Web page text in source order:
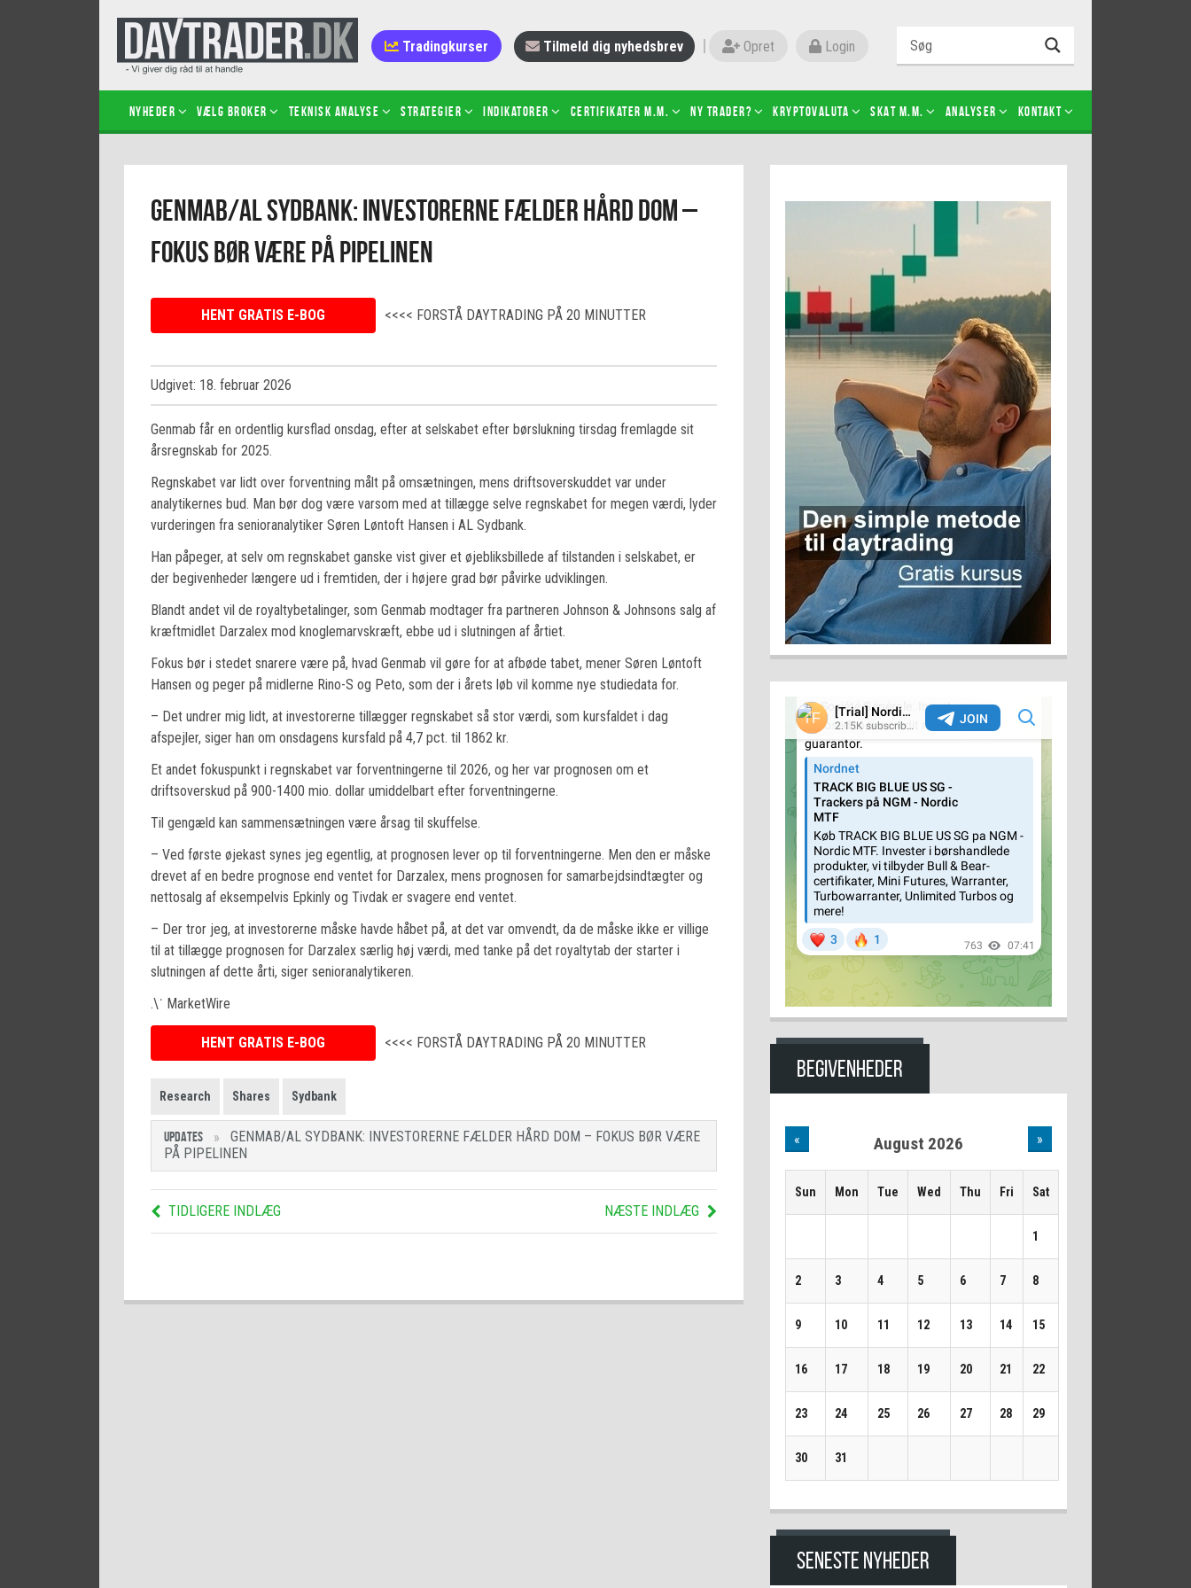
Tradingkurser Tilmeld dig nyhedsbrev Opret Login
Nyheder Vælg broker Teknisk analyse Strategier Indikatorer Certifikater m.m. Ny trader?
Kopiér de bedste tradere og
investorer
Sådan bruges stop-loss
handel?
Sådan fungerer BULL & BEAR-
certifikater
Det betyder de nye ESMA-regler
Futures-kontrakter
Kopier Jeppe Kirk Bonde
Kryptovaluta SKAT m.m. Analyser Kontakt
Genmab/AL Sydbank: Investorerne fælder hård dom –
fokus bør være på pipelinen
HENT GRATIS E-BOG <<<< FORSTÅ DAYTRADING PÅ 20 MINUTTER
Udgivet: 18. februar 2026
Genmab får en ordentlig kursflad onsdag, efter at selskabet efter børslukning tirsdag fremlagde sit
årsregnskab for 2025.
Regnskabet var lidt over forventning målt på omsætningen, mens driftsoverskuddet var under
analytikernes bud. Man bør dog være varsom med at tillægge selve regnskabet for megen værdi, lyder
vurderingen fra senioranalytiker Søren Løntoft Hansen i AL Sydbank.
Han påpeger, at selv om regnskabet ganske vist giver et øjebliksbillede af tilstanden i selskabet, er
der begivenheder længere ud i fremtiden, der i højere grad bør påvirke udviklingen.
Blandt andet vil de royaltybetalinger, som Genmab modtager fra partneren Johnson & Johnsons salg af
kræftmidlet Darzalex mod knoglemarvskræft, ebbe ud i slutningen af årtiet.
Fokus bør i stedet snarere være på, hvad Genmab vil gøre for at afbøde tabet, mener Søren Løntoft
Hansen og peger på midlerne Rino-S og Peto, som der i årets løb vil komme nye studiedata for.
– Det undrer mig lidt, at investorerne tillægger regnskabet så stor værdi, som kursfaldet i dag
afspejler, siger han om onsdagens kursfald på 4,7 pct. til 1862 kr.
Et andet fokuspunkt i regnskabet var forventningerne til 2026, og her var prognosen om et
driftsoverskud på 900-1400 mio. dollar umiddelbart efter forventningerne.
Til gengæld kan sammensætningen være årsag til skuffelse.
– Ved første øjekast synes jeg egentlig, at prognosen lever op til forventningerne. Men den er måske
drevet af en bedre prognose end ventet for Darzalex, mens prognosen for samarbejdsindtægter og
nettosalg af eksempelvis Epkinly og Tivdak er svagere end ventet.
– Der tror jeg, at investorerne måske havde håbet på, at det var omvendt, da de måske ikke er villige
til at tillægge prognosen for Darzalex særlig høj værdi, med tanke på det royaltytab der starter i
slutningen af dette årti, siger senioranalytikeren.
.\˙ MarketWire
HENT GRATIS E-BOG <<<< FORSTÅ DAYTRADING PÅ 20 MINUTTER
Research Shares Sydbank
UPDATES
GENMAB/AL SYDBANK: INVESTORERNE FÆLDER HÅRD DOM – FOKUS BØR VÆRE
PÅ PIPELINEN
TIDLIGERE INDLÆG NÆSTE INDLÆG
BEGIVENHEDER
« August 2026 »
Sun Mon Tue Wed Thu Fri Sat
1
2 3 4 5 6 7 8
9 10 11 12 13 14 15
16 17 18 19 20 21 22
23 24 25 26 27 28 29
30 31
SENESTE NYHEDER